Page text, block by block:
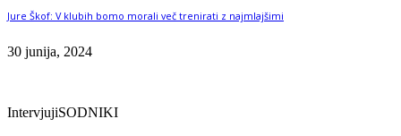
Jure Škof: V klubih bomo morali več trenirati z najmlajšimi
30 junija, 2024
IntervjujiSODNIKI